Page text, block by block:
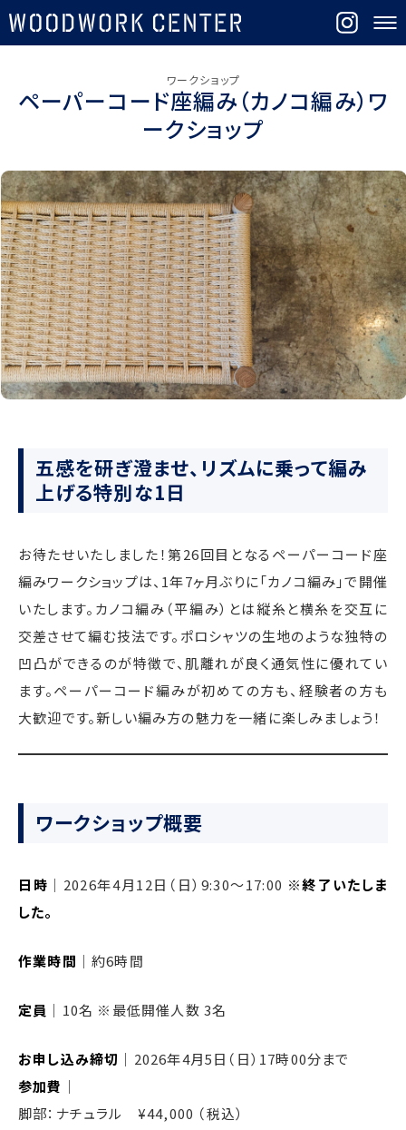
ワークショップ
ペーパーコード座編み（カノコ編み）ワ
ークショップ
五感を研ぎ澄ませ、リズムに乗って編み
上げる特別な1日
お待たせいたしました！第26回目となるペーパーコード座
編みワークショップは、1年7ヶ月ぶりに「カノコ編み」で開催
いたします。カノコ編み（平編み）とは縦糸と横糸を交互に
交差させて編む技法です。ポロシャツの生地のような独特の
凹凸ができるのが特徴で、肌離れが良く通気性に優れてい
ます。ペーパーコード編みが初めての方も、経験者の方も
大歓迎です。新しい編み方の魅力を一緒に楽しみましょう！
ワークショップ概要
日時 ｜2026年4月12日（日）9:30〜17:00 ※終了いたしま
した。
作業時間 ｜約6時間
定員 ｜10名 ※最低開催人数 3名
お申し込み締切 ｜2026年4月5日（日）17時00分まで
参加費 ｜
脚部：ナチュラル ¥44,000 （税込）